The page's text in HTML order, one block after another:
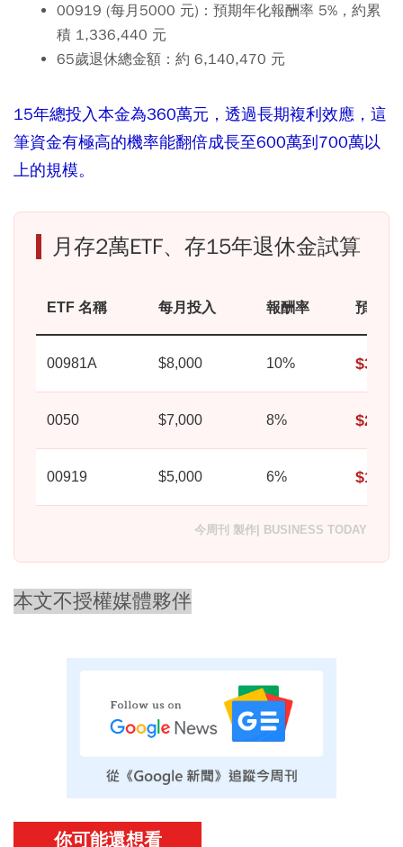
00919 (每月 5000 元) ：預期年化報酬率 5%，約累
積 1,336,440 元
65歲退休總金額：約 6,140,470 元
15年總投入本金為360萬元，透過長期複利效應，這
筆資金有極高的機率能翻倍成長至600萬到700萬以
上的規模。
月存2萬ETF、存15年退休金試算
ETF 名稱 每月投入 報酬率 預期價
00981A $8,000 10%
0050 $7,000 8%
00919 $5,000 6%
今周刊 製作| BUSINESS TODAY
本文不授權媒體夥伴